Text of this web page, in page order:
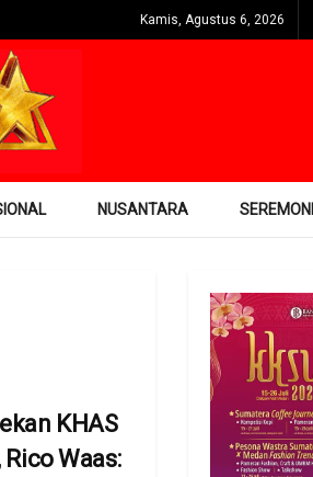
Kamis, Agustus 6, 2026
NUSANTARA SEREMONI
KHAS
Rico Waas: